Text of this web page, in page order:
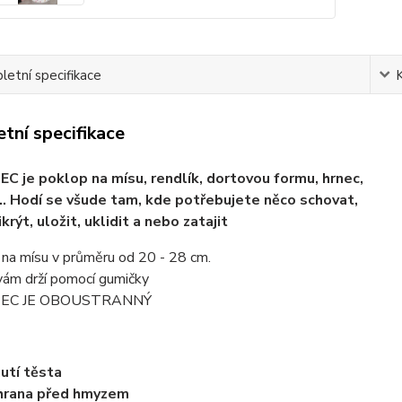
specifikace
specifikace
je poklop na mísu, rendlík, dortovou formu, hrnec,
Hodí se všude tam, kde potřebujete něco schovat,
uložit, uklidit a nebo zatajit
mísu v průměru od 20 - 28 cm.
drží pomocí gumičky
JE OBOUSTRANNÝ
těsta
před hmyzem